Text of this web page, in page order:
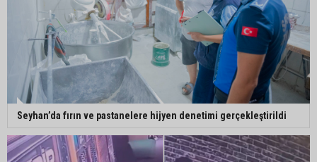
Seyhan’da fırın ve pastanelere hijyen denetimi gerçekleştirildi